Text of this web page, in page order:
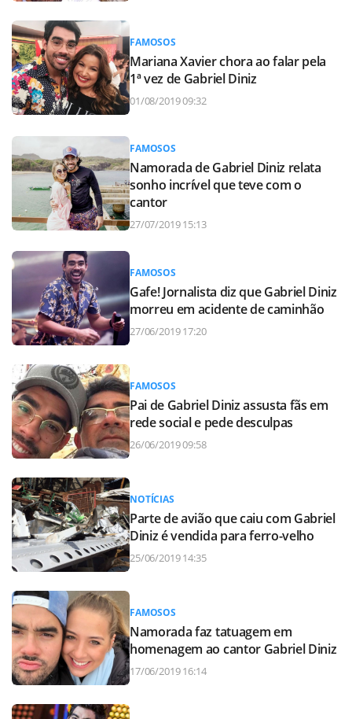
FAMOSOS
Mariana Xavier chora ao falar pela
1ª vez de Gabriel Diniz
01/08/2019 09:32
FAMOSOS
Namorada de Gabriel Diniz relata
sonho incrível que teve com o
cantor
27/07/2019 15:13
FAMOSOS
Gafe! Jornalista diz que Gabriel Diniz
morreu em acidente de caminhão
27/06/2019 17:20
FAMOSOS
Pai de Gabriel Diniz assusta fãs em
rede social e pede desculpas
26/06/2019 09:58
NOTÍCIAS
Parte de avião que caiu com Gabriel
Diniz é vendida para ferro-velho
25/06/2019 14:35
FAMOSOS
Namorada faz tatuagem em
homenagem ao cantor Gabriel Diniz
17/06/2019 16:14